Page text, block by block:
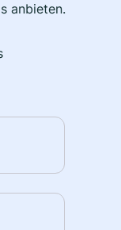
anbieten.